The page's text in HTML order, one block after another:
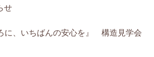
せ
に、いちばんの安心を』 構造見学会